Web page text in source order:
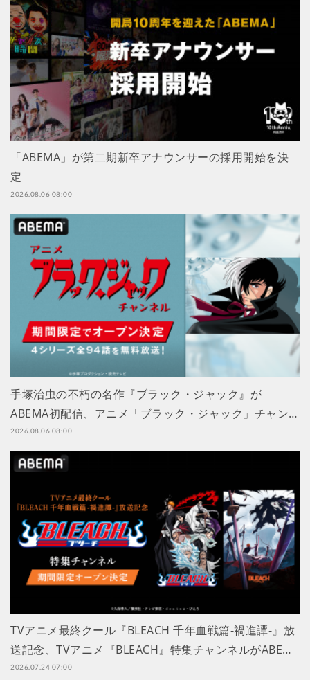
「ABEMA」が第二期新卒アナウンサーの採用開始を決
定
2026.08.06 08:00
手塚治虫の不朽の名作『ブラック・ジャック』が
ABEMA初配信、アニメ「ブラック・ジャック」チャン…
2026.08.06 08:00
TVアニメ最終クール『BLEACH 千年血戦篇-禍進譚-』放
送記念、TVアニメ『BLEACH』特集チャンネルがABE…
2026.07.24 07:00